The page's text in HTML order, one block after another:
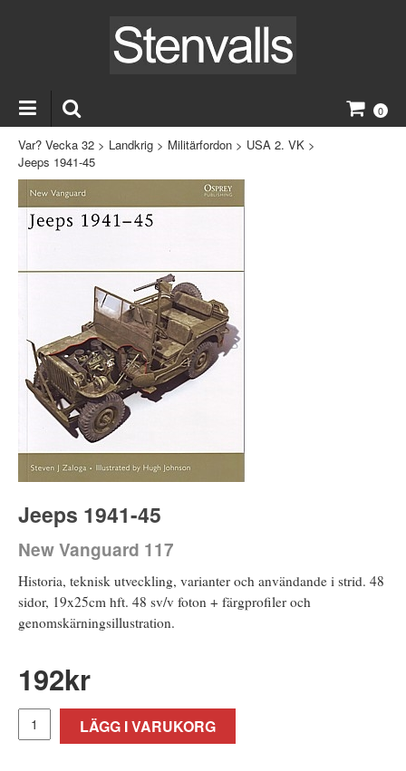
0
Var? Vecka 32 > Landkrig > Militärfordon > USA 2. VK >
Jeeps 1941-45
Jeeps 1941-45
New Vanguard 117
Historia, teknisk utveckling, varianter och användande i strid. 48
sidor, 19x25cm hft. 48 sv/v foton + färgprofiler och
genomskärningsillustration.
192kr
LÄGG I VARUKORG